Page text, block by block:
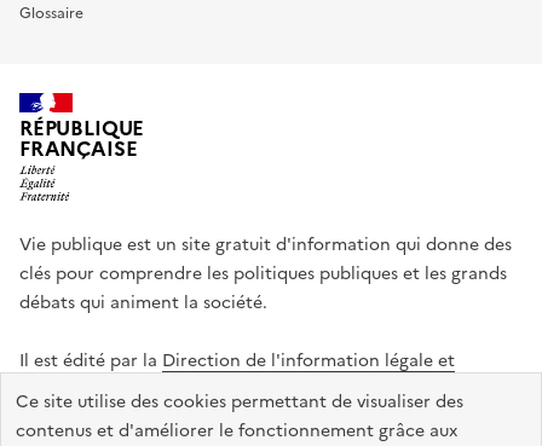
Ce site utilise des cookies permettant de visualiser des
contenus et d'améliorer le fonctionnement grâce aux
Glossaire
RÉPUBLIQUE
FRANÇAISE
Vie publique est un site gratuit d'information qui donne des
clés pour comprendre les politiques publiques et les grands
débats qui animent la société.
Il est édité par la Direction de l'information légale et
administrative